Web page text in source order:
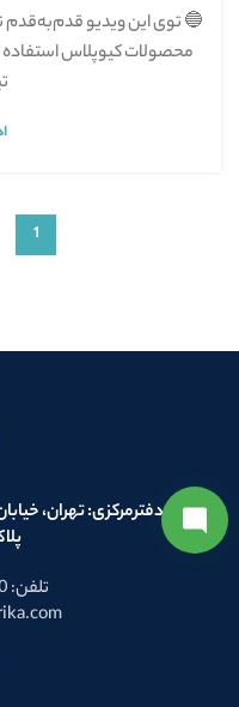
🔵 توی این ویدیو
محصولات کیوپلاس استفاده
1
آدرس دفترمرکزی: تهران،
پلاک 8 ،
تلفن: 66712000-021